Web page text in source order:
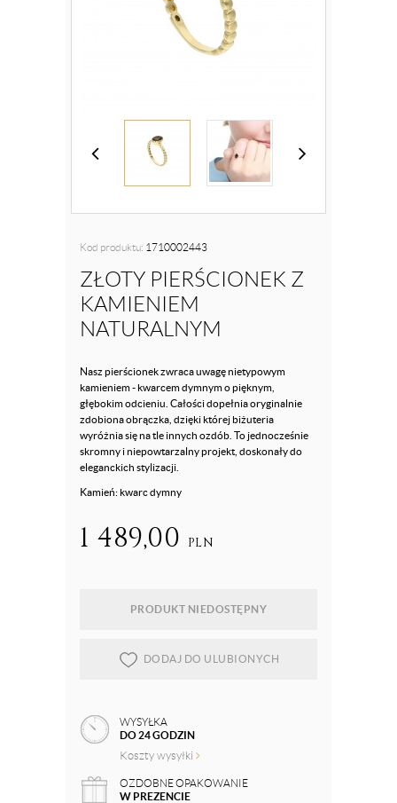
Kod produktu: 1710002443
ZŁOTY PIERŚCIONEK Z
KAMIENIEM
NATURALNYM
Nasz pierścionek zwraca uwagę nietypowym
kamieniem - kwarcem dymnym o pięknym,
głębokim odcieniu. Całości dopełnia oryginalnie
zdobiona obrączka, dzięki której biżuteria
wyróżnia się na tle innych ozdób. To jednocześnie
skromny i niepowtarzalny projekt, doskonały do
eleganckich stylizacji.
Kamień: kwarc dymny
1 489,00 PLN
PRODUKT NIEDOSTĘPNY
DODAJ DO ULUBIONYCH
WYSYŁKA
DO 24 GODZIN
Koszty wysyłki
OZDOBNE OPAKOWANIE
W PREZENCIE